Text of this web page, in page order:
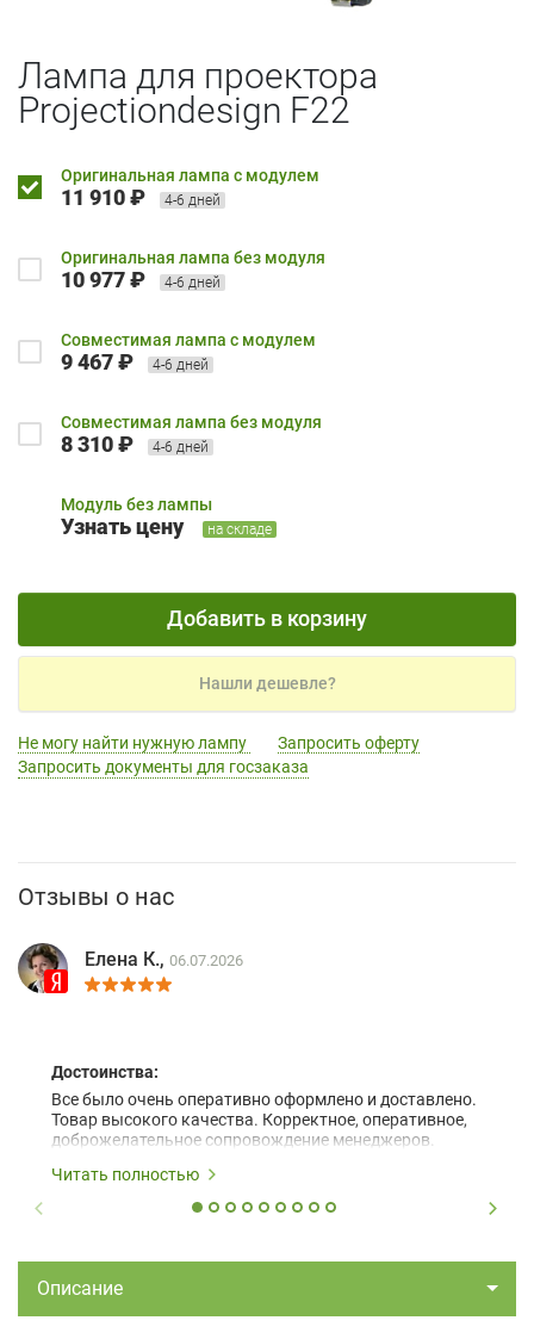
Лампа для проектора
Projectiondesign F22
Оригинальная лампа с модулем
11 910 ₽ 4-6 дней
Оригинальная лампа без модуля
10 977 ₽ 4-6 дней
Совместимая лампа с модулем
9 467 ₽ 4-6 дней
Совместимая лампа без модуля
8 310 ₽ 4-6 дней
Модуль без лампы
Узнать цену на складе
Добавить в корзину
Нашли дешевле?
Не могу найти нужную лампу
Запросить оферту
Запросить документы для госзаказа
Отзывы о нас
Елена К., 06.07.2026
Достоинства:
Все было очень оперативно оформлено и доставлено.
Товар высокого качества. Корректное, оперативное,
доброжелательное сопровождение менеджеров.
Читать полностью
Описание